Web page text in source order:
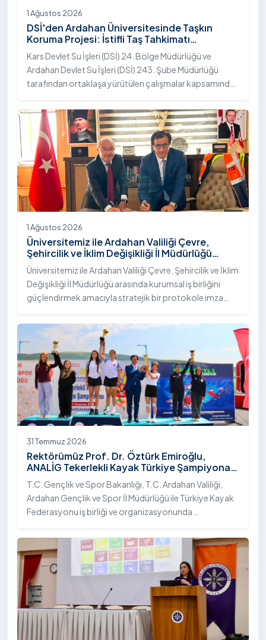
1 Ağustos 2026
DSİ'den Ardahan Üniversitesinde Taşkın
Koruma Projesi: İstifli Taş Tahkimatı
Çalışmaları Tamamlandı
Kars Devlet Su İşleri (DSİ) 24. Bölge Müdürlüğü ve
Ardahan Devlet Su İşleri (DSİ) 243. Şube Müdürlüğü
tarafından ortaklaşa yürütülen çalışmalar kapsamında,
"İstifli Taş Tahkimatı" projesi titizlikle tamamlandı.
1 Ağustos 2026
Üniversitemiz ile Ardahan Valiliği Çevre,
Şehircilik ve İklim Değişikliği İl Müdürlüğü
Arasında İş Birliği Protokolü İmzalandı
Üniversitemiz ile Ardahan Valiliği Çevre, Şehircilik ve İklim
Değişikliği İl Müdürlüğü arasında kurumsal iş birliğini
güçlendirmek amacıyla stratejik bir protokole imza
31 Temmuz 2026
Rektörümüz Prof. Dr. Öztürk Emiroğlu,
ANALİG Tekerlekli Kayak Türkiye Şampiyonası
Ödül Töreni’ne Katıldı
T.C. Gençlik ve Spor Bakanlığı, T.C. Ardahan Valiliği,
Ardahan Gençlik ve Spor İl Müdürlüğü ile Türkiye Kayak
Federasyonu iş birliği ve organizasyonunda
Sezonu Tekerlekli Kayak Türkiye Şampiyonası, 30-31
Temmuz 2026 tarihlerinde Ardahan Üniversitesi Yenisey
Yerleşkesi ev sahipliğinde tamamlandı.